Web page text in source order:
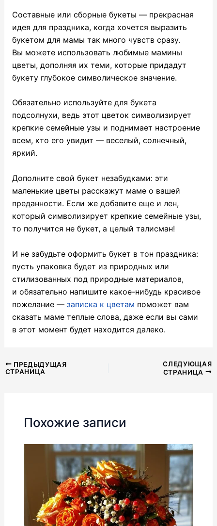
Составные или сборные букеты — прекрасная
идея для праздника, когда хочется выразить
букетом для мамы так много чувств сразу.
Вы можете использовать любимые мамины
цветы, дополняя их теми, которые придадут
букету глубокое символическое значение.
Обязательно используйте для букета
подсолнухи, ведь этот цветок символизирует
крепкие семейные узы и поднимает настроение
всем, кто его увидит — веселый, солнечный,
яркий.
Дополните свой букет незабудками: эти
маленькие цветы расскажут маме о вашей
преданности. Если же добавите еще и лен,
который символизирует крепкие семейные узы,
то получится не букет, а целый талисман!
И не забудьте оформить букет в тон праздника:
пусть упаковка будет из природных или
стилизованных под природные материалов,
и обязательно напишите какое-нибудь красивое
пожелание — записка к цветам поможет вам
сказать маме теплые слова, даже если вы сами
в этот момент будет находится далеко.
Навигация
по
ПРЕДЫДУЩАЯ
СТРАНИЦА
СЛЕДУЮЩАЯ
СТРАНИЦА
Похожие записи